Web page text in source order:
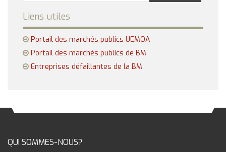
Liens utiles
Portail des marchés publics UEMOA
Portail des marchés publics de BM
Entreprises défaillantes de la BM
QUI SOMMES-NOUS?